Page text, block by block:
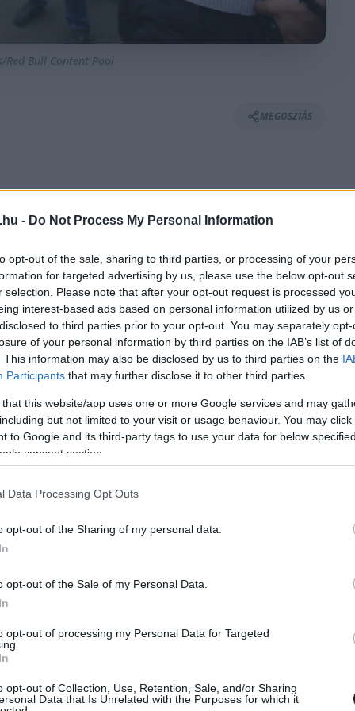
- Do Not Process My Personal Information
opt-out of the sale, sharing to third parties, or processing of your
for targeted advertising by us, please use the below opt-out
selection. Please note that after your opt-out request is processed
interest-based ads based on personal information utilized by us
to third parties prior to your opt-out. You may separately
of your personal information by third parties on the IAB’s list of
This information may also be disclosed by us to third parties on the
Participants that may further disclose it to other third parties.
that this website/app uses one or more Google services and may
but not limited to your visit or usage behaviour. You may
to Google and its third-party tags to use your data for below
consent section.
Data Processing Opt Outs
opt-out of the Sharing of my personal data.
opt-out of the Sale of my Personal Data.
opt-out of processing my Personal Data for Targeted
opt-out of Collection, Use, Retention, Sale, and/or Sharing
Data that Is Unrelated with the Purposes for which it
Red Bull Content Pool
MEGOSZTÁS
Christian Hornert, nemcsak egy régi
a Mercedest irányító Toto Wolff állandó
nélkül a váratlan távozás mellett.
csak a tavalyi konstruktőri trófeát leszámítva
s bár gyakran rendelkezett jelentős
autói így is temérdek csatát, ütközést átéltek
pedig mondhatni újszerű front is nyílt
a nyilatkozatháborúkkal, gyakran a főbb
de tavaly ez a tabu is ledőlt, azóta
Bull-os szerződéséből való idő előtti kilépése